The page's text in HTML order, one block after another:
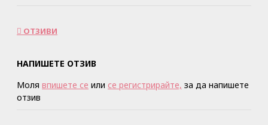
ОТЗИВИ
НАПИШЕТЕ ОТЗИВ
Моля впишете се или се регистрирайте, за да напишете
отзив